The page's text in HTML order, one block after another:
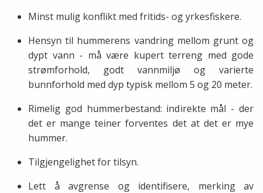
Minst mulig konflikt med fritids- og yrkesfiskere.
Hensyn til hummerens vandring mellom grunt og
dypt vann - må være kupert terreng med gode
strømforhold, godt vannmiljø og varierte
bunnforhold med dyp typisk mellom 5 og 20 meter.
Rimelig god hummerbestand: indirekte mål - der
det er mange teiner forventes det at det er mye
hummer.
Tilgjengelighet for tilsyn.
Lett å avgrense og identifisere, merking av